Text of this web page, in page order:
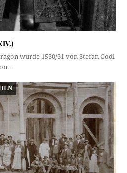
wurde 1530/31 von Stefan Godl